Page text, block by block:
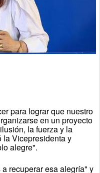
para lograr que nuestro
en un proyecto
la fuerza y la
la Vicepresidenta y
alegre".
recuperar esa alegría" y